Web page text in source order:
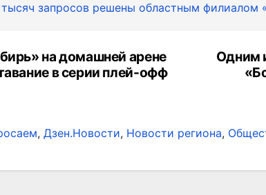
запросов решены областным филиалом
Одним
на домашней арене
в серии плей-офф
, Дзен.Новости, Новости региона,